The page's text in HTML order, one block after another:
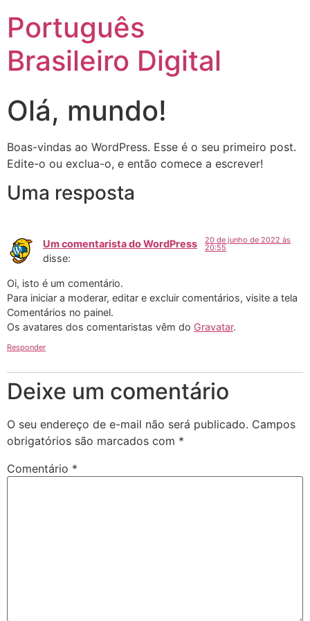
Português
Brasileiro Digital
Olá, mundo!
Boas-vindas ao WordPress. Esse é o seu primeiro post.
Edite-o ou exclua-o, e então comece a escrever!
Uma resposta
Um comentarista do WordPress
disse:
20 de junho de 2022 às
20:55
Oi, isto é um comentário.
Para iniciar a moderar, editar e excluir comentários, visite a tela
Comentários no painel.
Os avatares dos comentaristas vêm do Gravatar.
Responder
Deixe um comentário
O seu endereço de e-mail não será publicado. Campos
obrigatórios são marcados com *
Comentário *